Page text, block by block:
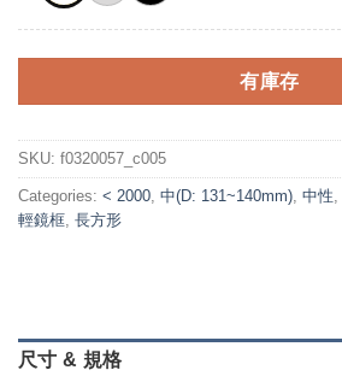
有庫存
SKU: f0320057_c005
Categories: < 2000, 中(D: 131~140mm), 中性,
輕鏡框, 長方形
尺寸 & 規格